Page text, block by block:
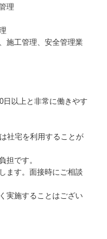
理
施工管理、安全管理業
日以上と非常に働きやす
社宅を利用することが
担です。
ます。面接時にご相談
実施することはござい